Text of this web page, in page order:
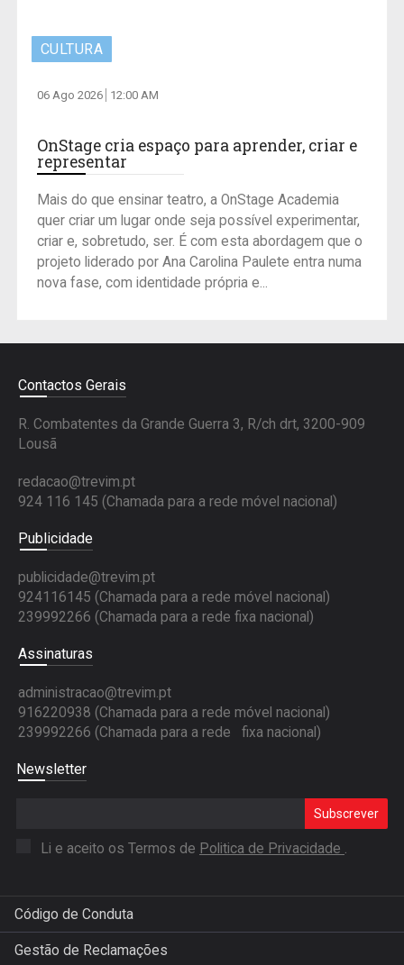
CULTURA
06 Ago 2026 12:00 AM
OnStage cria espaço para aprender, criar e
representar
Mais do que ensinar teatro, a OnStage Academia
quer criar um lugar onde seja possível experimentar,
criar e, sobretudo, ser. É com esta abordagem que o
projeto liderado por Ana Carolina Paulete entra numa
nova fase, com identidade própria e...
Contactos Gerais
R. Combatentes da Grande Guerra 3, R/ch drt, 3200-909
Lousã
redacao@trevim.pt
924 116 145 (Chamada para a rede móvel nacional)
Publicidade
publicidade@trevim.pt
924116145 (Chamada para a rede móvel nacional)
239992266 (Chamada para a rede fixa nacional)
Assinaturas
administracao@trevim.pt
916220938 (Chamada para a rede móvel nacional)
239992266 (Chamada para a rede fixa nacional)
Newsletter
Subscrever
Li e aceito os Termos de Politica de Privacidade .
Código de Conduta
Gestão de Reclamações